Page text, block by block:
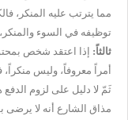
مما يترتب عليه المنكر،
توظيفه في السوء
ثالثاً: إذا اعتقد شخص
أمراً معروفاً، وليس
ثَمّ لا دليل على لزوم الدفع
مذاق الشارع أنه لا يرضى